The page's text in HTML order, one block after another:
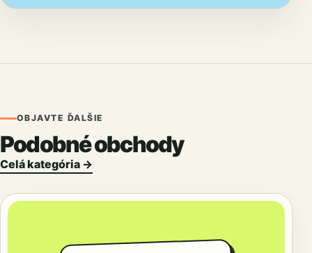
OBJAVTE ĎALŠIE
Podobné obchody
Celá kategória →